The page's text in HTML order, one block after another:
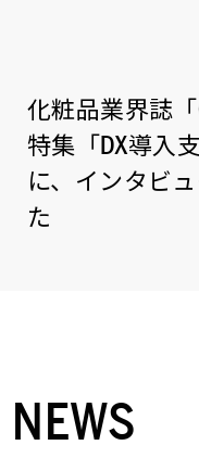
化粧品業界誌「
特集「DX導入
に、インタビ
た
NEWS